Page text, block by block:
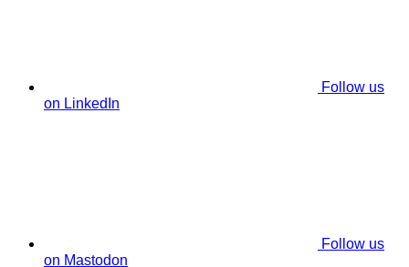
Follow us
on LinkedIn
Follow us
on Mastodon